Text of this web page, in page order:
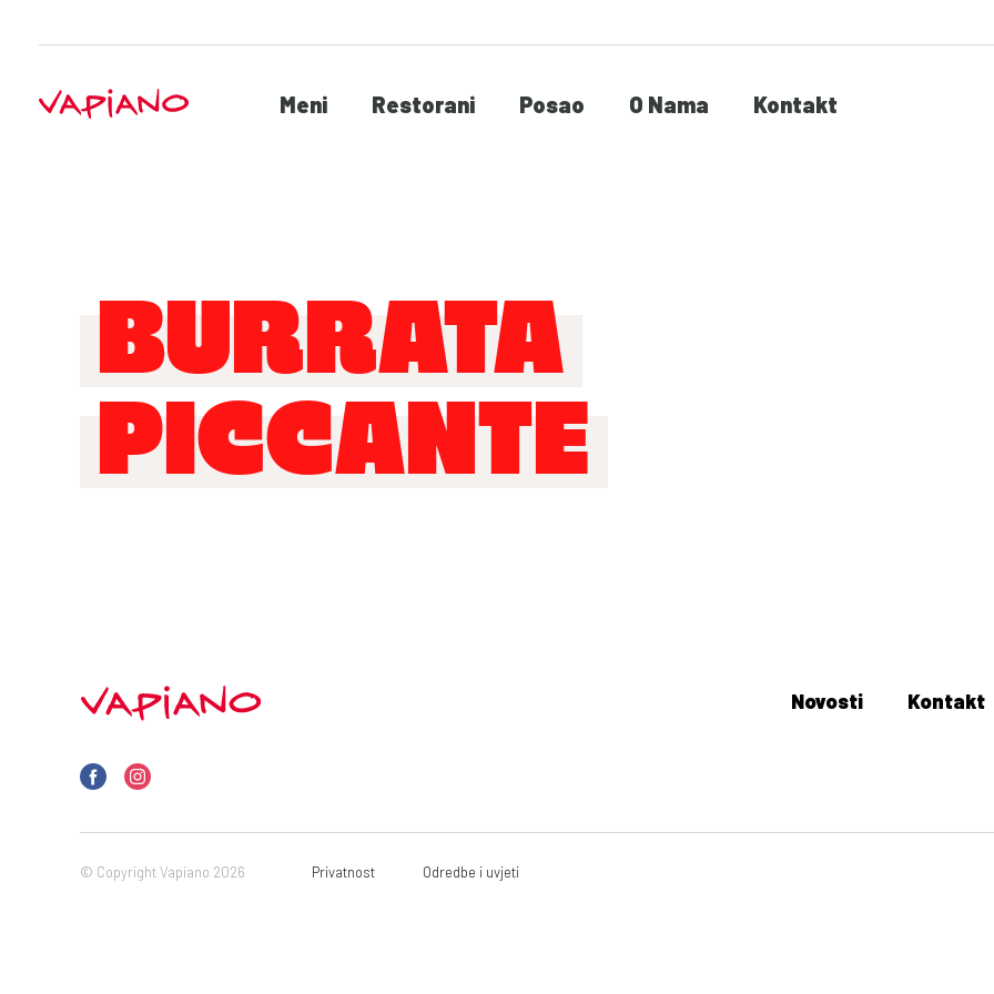
Meni Restorani Posao O Nama Kontakt
BURRATA
PICCANTE
Novosti Kontakt
© Copyright Vapiano 2026 Privatnost Odredbe i uvjeti